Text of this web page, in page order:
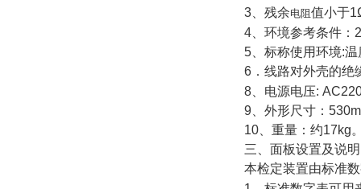
3、残余电阻 值小于
4、环境参考条件：
5、标称使用环境:
6．线路对外壳的绝
8、电源电压:
9、外形尺寸：
10、重量：约17kg
三、面板设置及说
本检定装置由标准